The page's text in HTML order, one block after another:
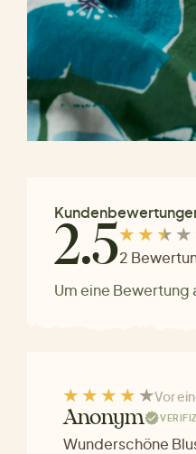
2.52
Um eine Bewertung
Vor
Anonym
Wunderschöne